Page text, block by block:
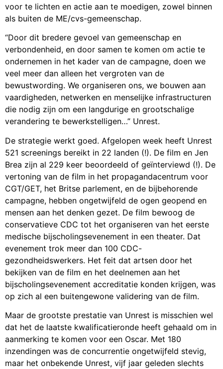
voor te lichten en actie aan te moedigen, zowel binnen
als buiten de ME/cvs-gemeenschap.
“Door dit bredere gevoel van gemeenschap en
verbondenheid, en door samen te komen om actie te
ondernemen in het kader van de campagne, doen we
veel meer dan alleen het vergroten van de
bewustwording. We organiseren ons, we bouwen aan
vaardigheden, netwerken en menselijke infrastructuren
die nodig zijn om een langdurige en grootschalige
verandering te bewerkstelligen…” Unrest.
De strategie werkt goed. Afgelopen week heeft Unrest
521 screenings bereikt in 22 landen (!). De film en Jen
Brea zijn al 229 keer beoordeeld of geïnterviewd (!). De
vertoning van de film in het propagandacentrum voor
CGT/GET, het Britse parlement, en de bijbehorende
campagne, hebben ongetwijfeld de ogen geopend en
mensen aan het denken gezet. De film bewoog de
conservatieve CDC tot het organiseren van het eerste
medische bijscholingsevenement in een theater. Dat
evenement trok meer dan 100 CDC-
gezondheidswerkers. Het feit dat artsen door het
bekijken van de film en het deelnemen aan het
bijscholingsevenement accreditatie konden krijgen, was
op zich al een buitengewone validering van de film.
Maar de grootste prestatie van Unrest is misschien wel
dat het de laatste kwalificatieronde heeft gehaald om in
aanmerking te komen voor een Oscar. Met 180
inzendingen was de concurrentie ongetwijfeld stevig,
maar het onbekende Unrest, vijf jaar geleden slechts